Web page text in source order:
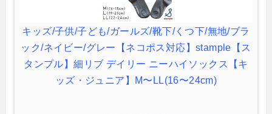
キッズ/子供/子ども/ガールズ/靴下/くつ下/無地/ブラ
ック/ネイビー/グレー【ネコポス対応】stample【ス
タンプル】細リブ デイリー ニーハイソックス【キ
ッズ・ジュニア】M〜LL(16〜24cm)